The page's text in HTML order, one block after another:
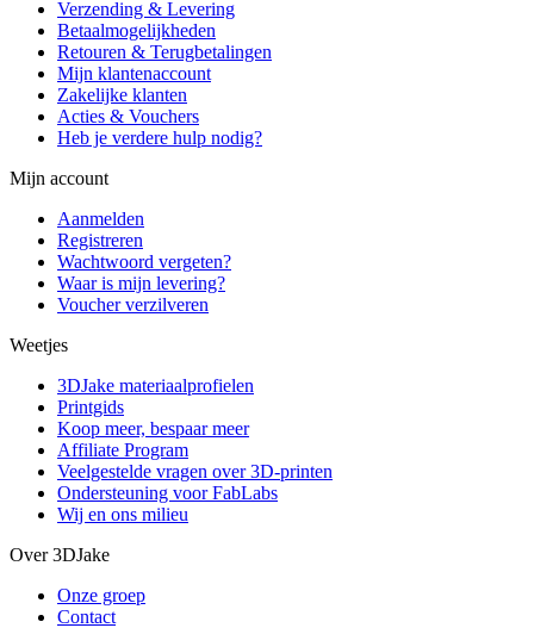
Verzending & Levering
Betaalmogelijkheden
Retouren & Terugbetalingen
Mijn klantenaccount
Zakelijke klanten
Acties & Vouchers
Heb je verdere hulp nodig?
Mijn account
Aanmelden
Registreren
Wachtwoord vergeten?
Waar is mijn levering?
Voucher verzilveren
Weetjes
3DJake materiaalprofielen
Printgids
Koop meer, bespaar meer
Affiliate Program
Veelgestelde vragen over 3D-printen
Ondersteuning voor FabLabs
Wij en ons milieu
Over 3DJake
Onze groep
Contact